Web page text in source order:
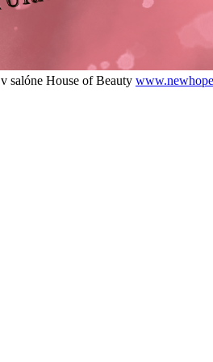
salóne House of Beauty